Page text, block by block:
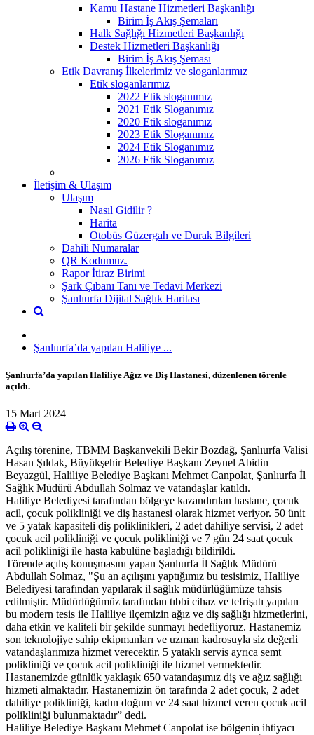
Kamu Hastane Hizmetleri Başkanlığı
Birim İş Akış Şemaları
Halk Sağlığı Hizmetleri Başkanlığı
Destek Hizmetleri Başkanlığı
Birim İş Akış Şeması
Etik Davranış İlkelerimiz ve sloganlarımız
Etik sloganlarımız
2022 Etik sloganımız
2021 Etik Sloganımız
2020 Etik sloganımız
2023 Etik Sloganımız
2024 Etik Sloganımız
2026 Etik Sloganımız
İletişim & Ulaşım
Ulaşım
Nasıl Gidilir ?
Harita
Otobüs Güzergah ve Durak Bilgileri
Dahili Numaralar
QR Kodumuz.
Rapor İtiraz Birimi
Şark Çıbanı Tanı ve Tedavi Merkezi
Şanlıurfa Dijital Sağlık Haritası
Şanlıurfa’da yapılan Haliliye ...
Şanlıurfa’da yapılan Haliliye Ağız ve Diş Hastanesi, düzenlenen törenle
açıldı.
15 Mart 2024
Açılış törenine, TBMM Başkanvekili Bekir Bozdağ, Şanlıurfa Valisi
Hasan Şıldak, Büyükşehir Belediye Başkanı Zeynel Abidin
Beyazgül, Haliliye Belediye Başkanı Mehmet Canpolat, Şanlıurfa İl
Sağlık Müdürü Abdullah Solmaz ve vatandaşlar katıldı.
Haliliye Belediyesi tarafından bölgeye kazandırılan hastane, çocuk
acil, çocuk polikliniği ve diş hastanesi olarak hizmet veriyor. 50 ünit
ve 5 yatak kapasiteli diş poliklinikleri, 2 adet dahiliye servisi, 2 adet
çocuk acil polikliniği ve çocuk polikliniği ve 7 gün 24 saat çocuk
acil polikliniği ile hasta kabulüne başladığı bildirildi.
Törende açılış konuşmasını yapan Şanlıurfa İl Sağlık Müdürü
Abdullah Solmaz, "Şu an açılışını yaptığımız bu tesisimiz, Haliliye
Belediyesi tarafından yapılarak il sağlık müdürlüğümüze tahsis
edilmiştir. Müdürlüğümüz tarafından tıbbi cihaz ve tefrişatı yapılan
bu modern tesis ile Haliliye ilçemizin ağız ve diş sağlığı hizmetlerini,
daha etkin ve kaliteli bir şekilde sunmayı hedefliyoruz. Hastanemiz
son teknolojiye sahip ekipmanları ve uzman kadrosuyla siz değerli
vatandaşlarımıza hizmet verecektir. 5 yataklı servis ayrıca semt
polikliniği ve çocuk acil polikliniği ile hizmet vermektedir.
Hastanemizde günlük yaklaşık 650 vatandaşımız diş ve ağız sağlığı
hizmeti almaktadır. Hastanemizin ön tarafında 2 adet çocuk, 2 adet
dahiliye polikliniği, kadın doğum ve 24 saat hizmet veren çocuk acil
polikliniği bulunmaktadır” dedi.
Haliliye Belediye Başkanı Mehmet Canpolat ise bölgenin ihtiyacı